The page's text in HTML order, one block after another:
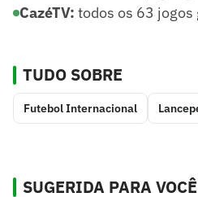
CazéTV: todos os 63 jogos
TUDO SOBRE
Futebol Internacional
SUGERIDA PARA